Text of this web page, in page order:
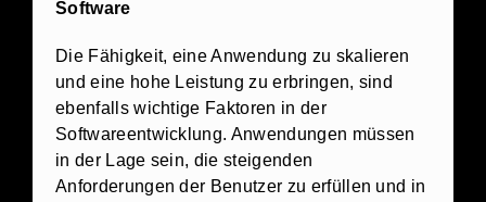
Software
Die Fähigkeit, eine Anwendung zu skalieren
und eine hohe Leistung zu erbringen, sind
ebenfalls wichtige Faktoren in der
Softwareentwicklung. Anwendungen müssen
in der Lage sein, die steigenden
Anforderungen der Benutzer zu erfüllen und in